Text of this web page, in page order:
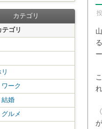
カテゴリ
テゴリ
ーク
結婚
ルメ